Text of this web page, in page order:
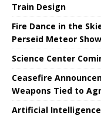
Train Design
Fire Dance in the
Perseid Meteor
Science Center
Ceasefire
Weapons Tied to
Artificial